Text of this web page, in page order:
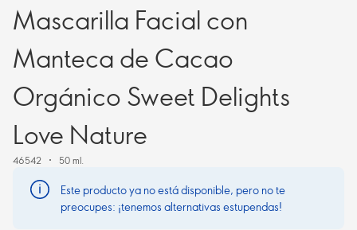
Mascarilla Facial con
Manteca de Cacao
Orgánico Sweet Delights
Love Nature
46542 50 ml.
Este producto ya no está disponible, pero no te
preocupes: ¡tenemos alternativas estupendas!